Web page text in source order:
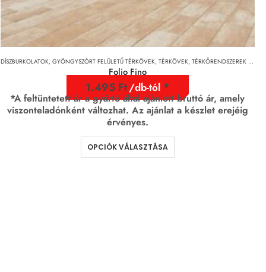
DÍSZBURKOLATOK, GYÖNGYSZÓRT FELÜLETŰ TÉRKÖVEK, TÉRKÖVEK, TÉRKŐRENDSZEREK ÉS LAPOK
Folio Fino
1.495 Ft/db-tól
*A feltüntetett ár a gyártó által ajánlott bruttó ár, amely
viszonteladónként változhat. Az ajánlat a készlet erejéig
érvényes.
OPCIÓK VÁLASZTÁSA